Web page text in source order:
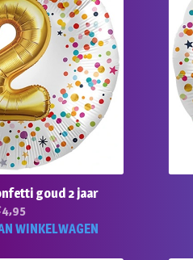
goud 2 jaar
4,95
WINKELWAGEN